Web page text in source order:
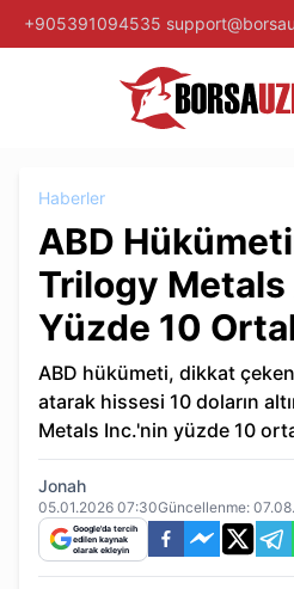
+905391094535
Haberler
ABD
Trilogy Metals
Yüzde 10
ABD hükümeti, dikkat
atarak hissesi 10 doların
Metals Inc.'nin yüzde 10
Jonah
05.01.2026 07:30Güncellenme:
Google'da tercih
edilen kaynak
olarak ekleyin